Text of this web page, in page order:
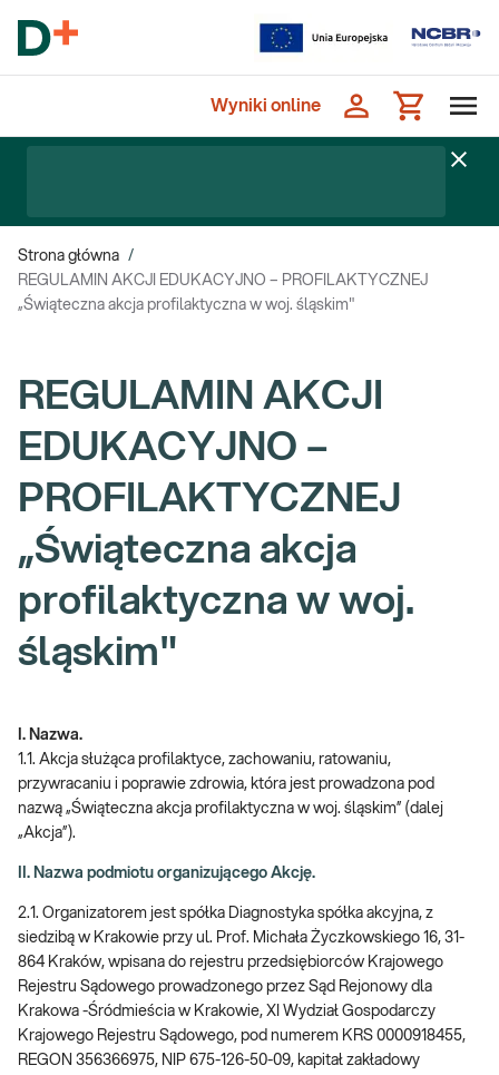
Wyniki online
Strona główna /
REGULAMIN AKCJI EDUKACYJNO – PROFILAKTYCZNEJ
„Świąteczna akcja profilaktyczna w woj. śląskim"
REGULAMIN AKCJI
EDUKACYJNO –
PROFILAKTYCZNEJ
„Świąteczna akcja
profilaktyczna w woj.
śląskim"
I. Nazwa.
1.1. Akcja służąca profilaktyce, zachowaniu, ratowaniu,
przywracaniu i poprawie zdrowia, która jest prowadzona pod
nazwą „Świąteczna akcja profilaktyczna w woj. śląskim” (dalej
„Akcja”).
II. Nazwa podmiotu organizującego Akcję.
2.1. Organizatorem jest spółka Diagnostyka spółka akcyjna, z
siedzibą w Krakowie przy ul. Prof. Michała Życzkowskiego 16, 31-
864 Kraków, wpisana do rejestru przedsiębiorców Krajowego
Rejestru Sądowego prowadzonego przez Sąd Rejonowy dla
Krakowa -Śródmieścia w Krakowie, XI Wydział Gospodarczy
Krajowego Rejestru Sądowego, pod numerem KRS 0000918455,
REGON 356366975, NIP 675-126-50-09, kapitał zakładowy